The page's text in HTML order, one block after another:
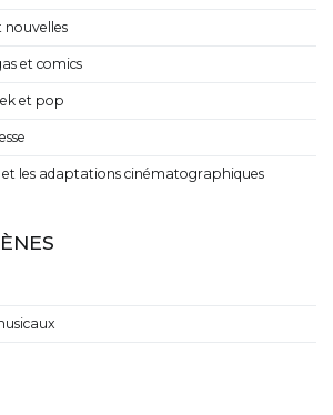
nouvelles
et comics
et pop
les adaptations cinématographiques